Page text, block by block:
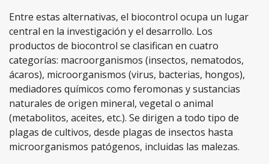
Entre estas alternativas, el biocontrol ocupa un lugar
central en la investigación y el desarrollo. Los
productos de biocontrol se clasifican en cuatro
categorías: macroorganismos (insectos, nematodos,
ácaros), microorganismos (virus, bacterias, hongos),
mediadores químicos como feromonas y sustancias
naturales de origen mineral, vegetal o animal
(metabolitos, aceites, etc.). Se dirigen a todo tipo de
plagas de cultivos, desde plagas de insectos hasta
microorganismos patógenos, incluidas las malezas.